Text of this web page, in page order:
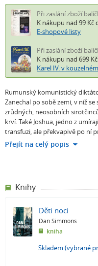
Při zaslání zboží
K nákupu nad 99 Kč
E-shopové listy
Při zaslání zboží
K nákupu nad 699 Kč
Karel IV. v
Rumunský komunistický
Zanechal po sobě zemi, v níž
zrůdných, neosobních
krví. Také Joshua, jedno z
transfuzi, ale překvapivě po ní
Přejít na celý popis
Knihy
Děti noci
Dan Simmons
kniha
Skladem (vybrané